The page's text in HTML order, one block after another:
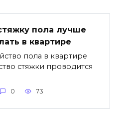
пола лучше
в квартире
пола в квартире
стяжки проводится
0 73